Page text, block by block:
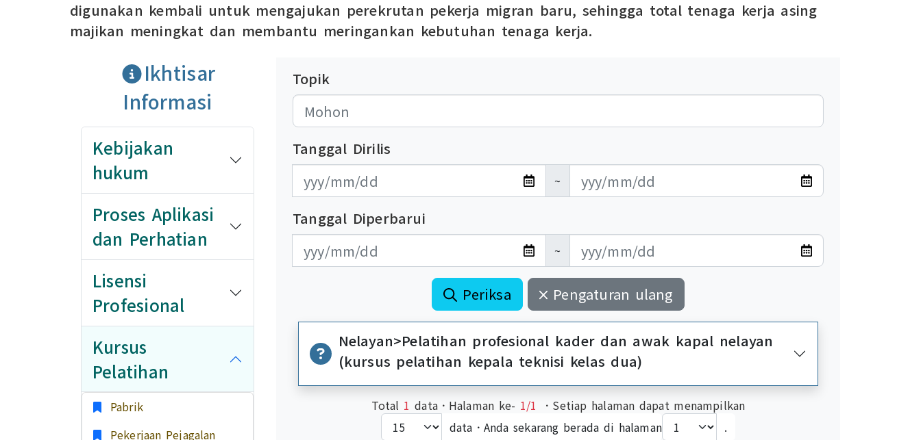
digunakan kembali untuk mengajukan perekrutan pekerja migran baru, sehingga total tenaga kerja asing
majikan meningkat dan membantu meringankan kebutuhan tenaga kerja.
Ikhtisar
Informasi
Kebijakan
hukum
Proses Aplikasi
dan Perhatian
Lisensi
Profesional
Kursus
Pelatihan
Pabrik
Pekerjaan Pejagalan
Topik
Tanggal Dirilis
發布日期開始
~
發布日期結束
Tanggal Diperbarui
更新日期開始
~
更新日期結束
Periksa Pengaturan ulang
Nelayan>Pelatihan profesional kader dan awak kapal nelayan
(kursus pelatihan kepala teknisi kelas dua)
Total 1data．Halaman ke- 1/1
．Setiap halaman dapat menampilkan
data．Anda sekarang berada di halaman
.